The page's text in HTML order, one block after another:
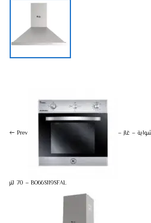
Prev – فرن بشواية – غاز –
70 لتر – BO66S119SFAL